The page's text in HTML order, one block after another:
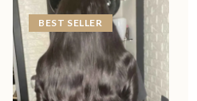
BEST SELLER